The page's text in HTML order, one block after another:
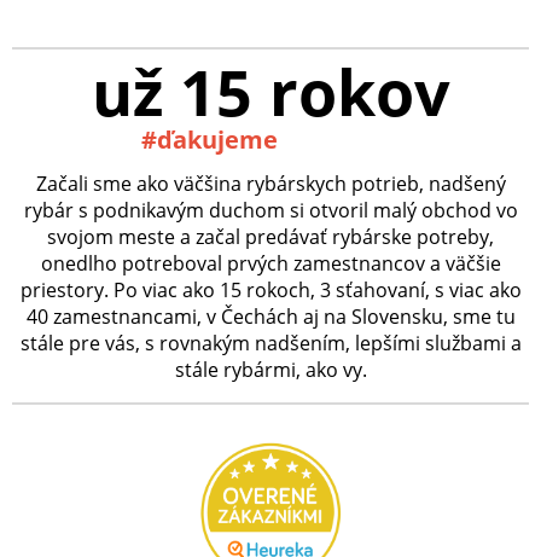
už 15 rokov
#ďakujeme
Začali sme ako väčšina rybárskych potrieb, nadšený
rybár s podnikavým duchom si otvoril malý obchod vo
svojom meste a začal predávať rybárske potreby,
onedlho potreboval prvých zamestnancov a väčšie
priestory. Po viac ako 15 rokoch, 3 sťahovaní, s viac ako
40 zamestnancami, v Čechách aj na Slovensku, sme tu
stále pre vás, s rovnakým nadšením, lepšími službami a
stále rybármi, ako vy.